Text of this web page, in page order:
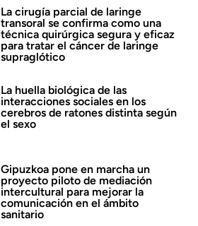
La cirugía parcial de laringe
transoral se confirma como una
técnica quirúrgica segura y eficaz
para tratar el cáncer de laringe
supraglótico
La huella biológica de las
interacciones sociales en los
cerebros de ratones distinta según
el sexo
Gipuzkoa pone en marcha un
proyecto piloto de mediación
intercultural para mejorar la
comunicación en el ámbito
sanitario